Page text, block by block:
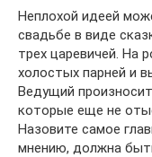
Неплохой идеей
свадьбе в виде
трех царевичей. На
холостых парней и
Ведущий
которые еще не
Назовите самое
мнению, должна